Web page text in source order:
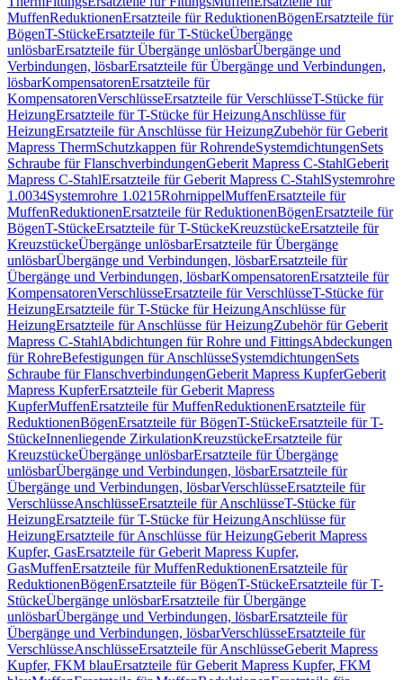
MuffenReduktionenErsatzteile für ReduktionenBögenErsatzteile für
BögenT-StückeErsatzteile für T-StückeÜbergänge
unlösbarErsatzteile für Übergänge unlösbarÜbergänge und
Verbindungen, lösbarErsatzteile für Übergänge und Verbindungen,
lösbarKompensatorenErsatzteile für
KompensatorenVerschlüsseErsatzteile für VerschlüsseT-Stücke für
HeizungErsatzteile für T-Stücke für HeizungAnschlüsse für
HeizungErsatzteile für Anschlüsse für HeizungZubehör für Geberit
Mapress ThermSchutzkappen für RohrendeSystemdichtungenSets
Schraube für FlanschverbindungenGeberit Mapress C-StahlGeberit
Mapress C-StahlErsatzteile für Geberit Mapress C-StahlSystemrohre
1.0034Systemrohre 1.0215RohrnippelMuffenErsatzteile für
MuffenReduktionenErsatzteile für ReduktionenBögenErsatzteile für
BögenT-StückeErsatzteile für T-StückeKreuzstückeErsatzteile für
KreuzstückeÜbergänge unlösbarErsatzteile für Übergänge
unlösbarÜbergänge und Verbindungen, lösbarErsatzteile für
Übergänge und Verbindungen, lösbarKompensatorenErsatzteile für
KompensatorenVerschlüsseErsatzteile für VerschlüsseT-Stücke für
HeizungErsatzteile für T-Stücke für HeizungAnschlüsse für
HeizungErsatzteile für Anschlüsse für HeizungZubehör für Geberit
Mapress C-StahlAbdichtungen für Rohre und FittingsAbdeckungen
für RohreBefestigungen für AnschlüsseSystemdichtungenSets
Schraube für FlanschverbindungenGeberit Mapress KupferGeberit
Mapress KupferErsatzteile für Geberit Mapress
KupferMuffenErsatzteile für MuffenReduktionenErsatzteile für
ReduktionenBögenErsatzteile für BögenT-StückeErsatzteile für T-
StückeInnenliegende ZirkulationKreuzstückeErsatzteile für
KreuzstückeÜbergänge unlösbarErsatzteile für Übergänge
unlösbarÜbergänge und Verbindungen, lösbarErsatzteile für
Übergänge und Verbindungen, lösbarVerschlüsseErsatzteile für
VerschlüsseAnschlüsseErsatzteile für AnschlüsseT-Stücke für
HeizungErsatzteile für T-Stücke für HeizungAnschlüsse für
HeizungErsatzteile für Anschlüsse für HeizungGeberit Mapress
Kupfer, GasErsatzteile für Geberit Mapress Kupfer,
GasMuffenErsatzteile für MuffenReduktionenErsatzteile für
ReduktionenBögenErsatzteile für BögenT-StückeErsatzteile für T-
StückeÜbergänge unlösbarErsatzteile für Übergänge
unlösbarÜbergänge und Verbindungen, lösbarErsatzteile für
Übergänge und Verbindungen, lösbarVerschlüsseErsatzteile für
VerschlüsseAnschlüsseErsatzteile für AnschlüsseGeberit Mapress
Kupfer, FKM blauErsatzteile für Geberit Mapress Kupfer, FKM